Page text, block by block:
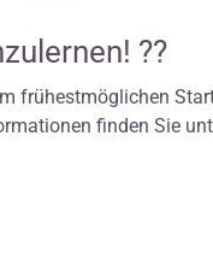
??
frühestmöglichen
finden Sie